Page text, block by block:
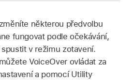
některou předvolbu
fungovat podle očekávání,
v režimu zotavení.
VoiceOver ovládat za
a pomocí Utility